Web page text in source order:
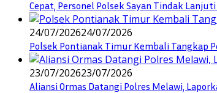
Cepat, Personel Polsek Sayan Tindak
24/07/202624/07/2026
Polsek Pontianak Timur Kembali Tangkap
23/07/202623/07/2026
Aliansi Ormas Datangi Polres Melawi,